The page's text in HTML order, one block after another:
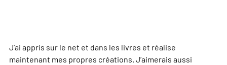
J’ai appris sur le net et dans les livres et réalise
maintenant mes propres créations. J’aimerais aussi